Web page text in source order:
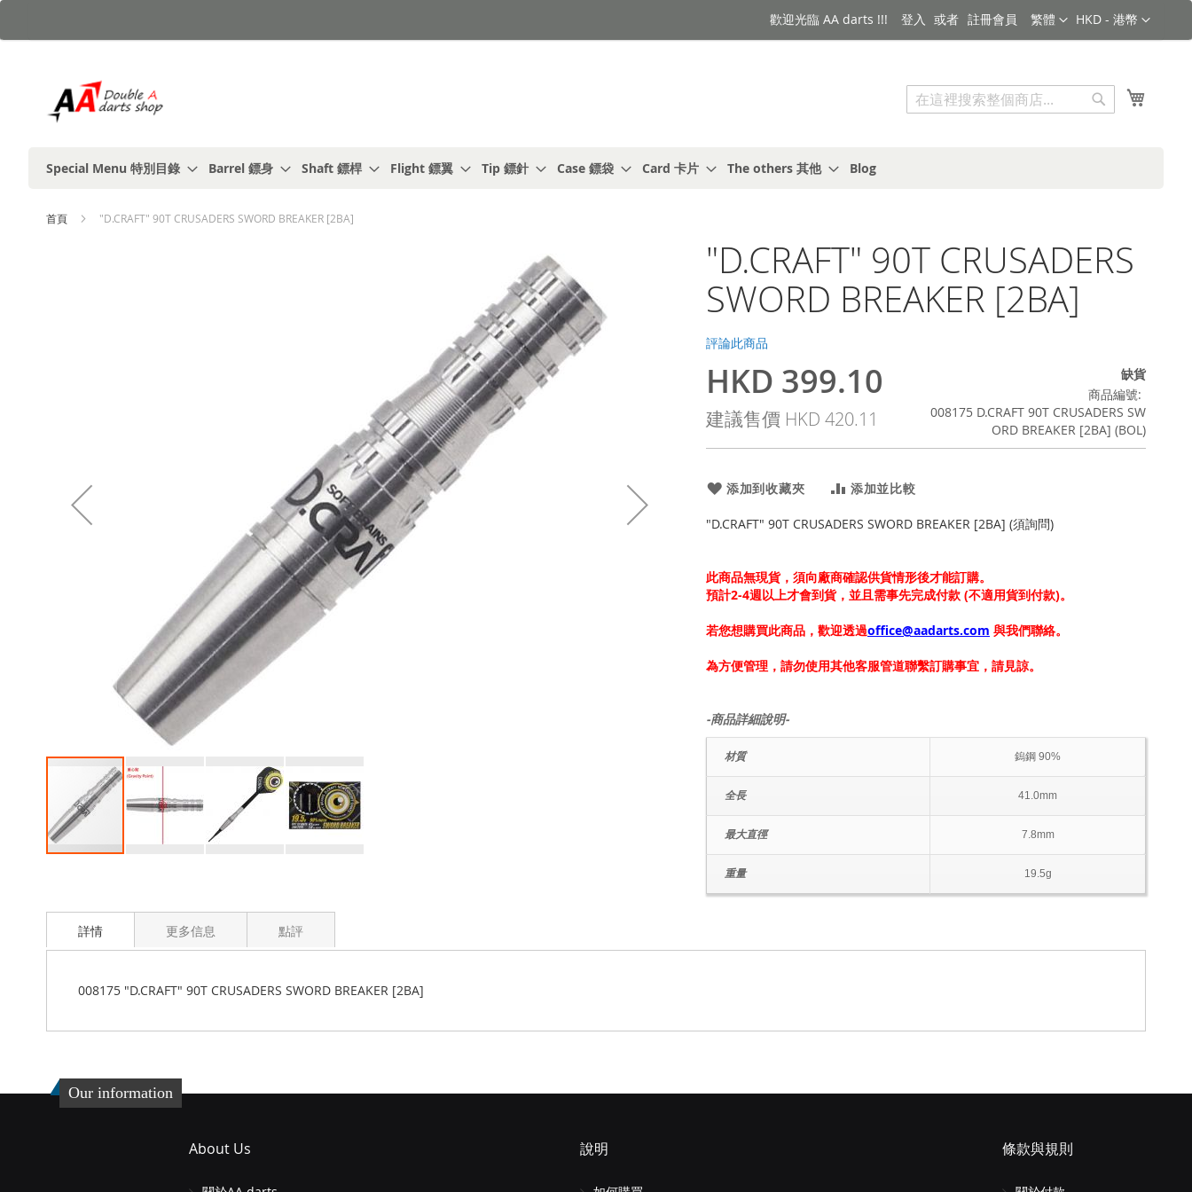
到
金額
HKD - 港幣
語言
繁體
歡迎光臨 AA darts !!! 登入 註冊會員
搜索
Special Menu 特別目錄
Barrel 鏢身 Shaft 鏢桿 Flight 鏢翼 Tip 鏢針 Case 鏢袋 Card 卡片 The others 其他 Blog
首頁 "D.CRAFT" 90T CRUSADERS SWORD BREAKER [2BA]
"D.CRAFT" 90T CRUSADERS
SWORD BREAKER [2BA]
評論此商品
特
殊
價
HKD 399.10
建議售價 HKD 420.11
缺貨
商品編號
008175 D.CRAFT 90T CRUSADERS SW
ORD BREAKER [2BA] (BOL)
添加到收藏夾 添加並比較
"D.CRAFT" 90T CRUSADERS SWORD BREAKER [2BA] (須詢問)
此商品無現貨，須向廠商確認供貨情形後才能訂購。
預計2-4週以上才會到貨，並且需事先完成付款 (不適用貨到付款)。
若您想購買此商品，歡迎透過office@aadarts.com 與我們聯絡。
為方便管理，請勿使用其他客服管道聯繫訂購事宜，請見諒。
-商品詳細說明-
材質 鎢鋼 90%
全長 41.0mm
最大直徑 7.8mm
重量 19.5g
beginning
the
gallery
詳情
008175 "D.CRAFT" 90T CRUSADERS SWORD BREAKER [2BA]
更多信息 點評
Our information
About Us 說明 條款與規則